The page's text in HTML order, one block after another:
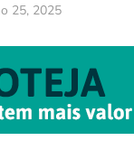
25, 2025